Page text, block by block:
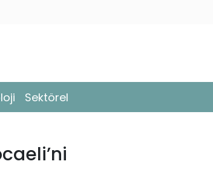
Sektörel